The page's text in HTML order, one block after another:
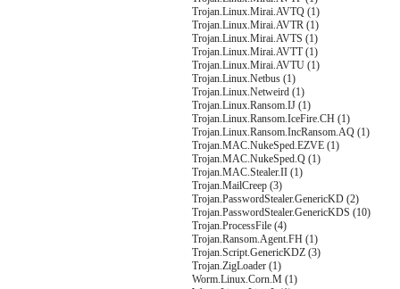
Trojan.Linux.Mirai.AVTQ (1)
Trojan.Linux.Mirai.AVTR (1)
Trojan.Linux.Mirai.AVTS (1)
Trojan.Linux.Mirai.AVTT (1)
Trojan.Linux.Mirai.AVTU (1)
Trojan.Linux.Netbus (1)
Trojan.Linux.Netweird (1)
Trojan.Linux.Ransom.IJ (1)
Trojan.Linux.Ransom.IceFire.CH (1)
Trojan.Linux.Ransom.IncRansom.AQ (1)
Trojan.MAC.NukeSped.EZVE (1)
Trojan.MAC.NukeSped.Q (1)
Trojan.MAC.Stealer.II (1)
Trojan.MailCreep (3)
Trojan.PasswordStealer.GenericKD (2)
Trojan.PasswordStealer.GenericKDS (10)
Trojan.ProcessFile (4)
Trojan.Ransom.Agent.FH (1)
Trojan.Script.GenericKDZ (3)
Trojan.ZigLoader (1)
Worm.Linux.Corn.M (1)